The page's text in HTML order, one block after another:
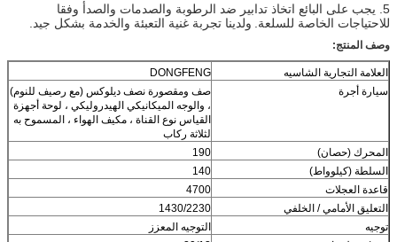
5. يجب على البائع اتخاذ تدابير ضد الرطوبة والصدمات والصدأ وفقا
للاحتياجات الخاصة للسلعة. ولدينا تجربة غنية التعبئة والخدمة بشكل جيد.
وصف المنتج:
العلامة التجارية الشاسيه
DONGFENG
سيارة أجرة
صف ومقصورة نصف ديلوكس (مع رصيف للنوم)
، والوجه الميكانيكي الهيدروليكي ، لوحة أجهزة
القياس نوع القناة ، مكيف الهواء ، المسموح به
لثلاثة ركاب
المحرك (حصان)
190
السلطة (كيلوواط)
140
قاعدة العجلات
4700
التعليق الأمامي / الخلفي
1430/2230
توجيه
التوجيه المعزز